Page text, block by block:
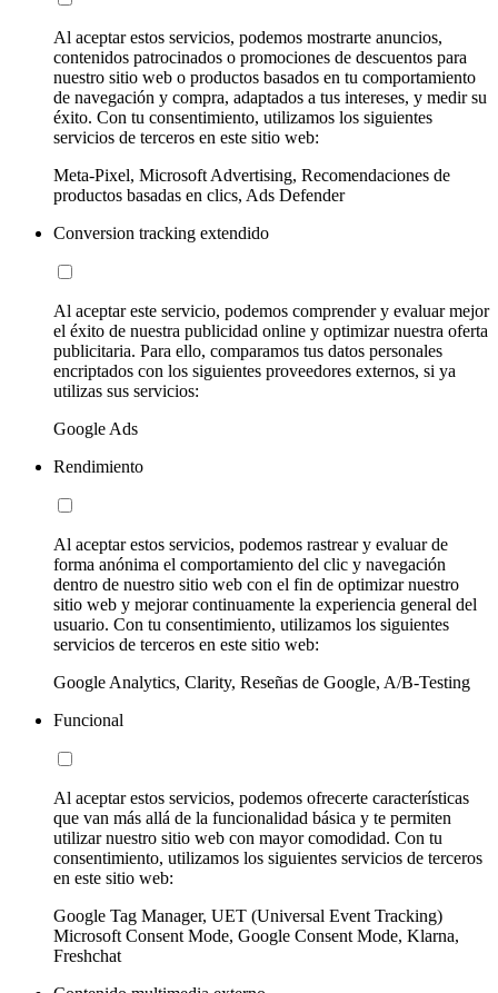
Al aceptar estos servicios, podemos mostrarte anuncios,
contenidos patrocinados o promociones de descuentos para
nuestro sitio web o productos basados en tu comportamiento
de navegación y compra, adaptados a tus intereses, y medir su
éxito. Con tu consentimiento, utilizamos los siguientes
servicios de terceros en este sitio web:
Meta-Pixel, Microsoft Advertising, Recomendaciones de
productos basadas en clics, Ads Defender
Conversion tracking extendido
Al aceptar este servicio, podemos comprender y evaluar mejor
el éxito de nuestra publicidad online y optimizar nuestra oferta
publicitaria. Para ello, comparamos tus datos personales
encriptados con los siguientes proveedores externos, si ya
utilizas sus servicios:
Google Ads
Rendimiento
Al aceptar estos servicios, podemos rastrear y evaluar de
forma anónima el comportamiento del clic y navegación
dentro de nuestro sitio web con el fin de optimizar nuestro
sitio web y mejorar continuamente la experiencia general del
usuario. Con tu consentimiento, utilizamos los siguientes
servicios de terceros en este sitio web:
Google Analytics, Clarity, Reseñas de Google, A/B-Testing
Funcional
Al aceptar estos servicios, podemos ofrecerte características
que van más allá de la funcionalidad básica y te permiten
utilizar nuestro sitio web con mayor comodidad. Con tu
consentimiento, utilizamos los siguientes servicios de terceros
en este sitio web:
Google Tag Manager, UET (Universal Event Tracking)
Microsoft Consent Mode, Google Consent Mode, Klarna,
Freshchat